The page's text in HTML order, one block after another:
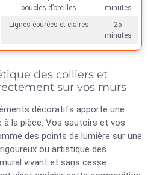
boucles d’oreilles
minutes
Lignes épurées et claires
25
minutes
des colliers et
sur vos murs
décoratifs apporte une
à la pièce. Vos sautoirs et vos
des points de lumière sur une
ou artistique des
vivant et sans cesse